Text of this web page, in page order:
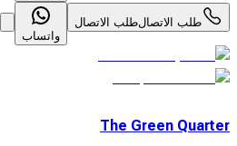
طلب الاتصالطلب الاتصال
واتساب
The Green Quarter